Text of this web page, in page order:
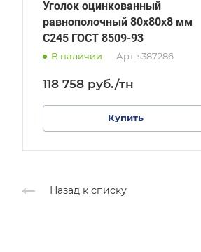
Уголок оцинкованный
равнополочный 80х80х8 мм
С245 ГОСТ 8509-93
В наличии Арт. s387286
118 758 руб./тн
Купить
Назад к списку